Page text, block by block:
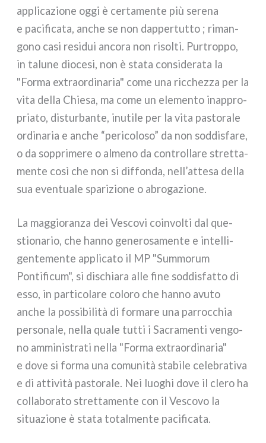
appli­ca­zio­ne oggi è cer­ta­men­te più sere­na
e paci­fi­ca­ta, anche se non dap­per­tut­to ; riman­
go­no casi resi­dui anco­ra non risol­ti. Purtroppo,
in talu­ne dio­ce­si, non è sta­ta con­si­de­ra­ta la
"Forma extraor­di­na­ria" come una ric­chez­za per la
vita del­la Chiesa, ma come un ele­men­to inap­pro­
pria­to, distur­ban­te, inu­ti­le per la vita pasto­ra­le
ordi­na­ria e anche “peri­co­lo­so” da non sod­di­sfa­re,
o da sop­pri­me­re o alme­no da con­trol­la­re stret­ta­
men­te così che non si dif­fon­da, nell’attesa del­la
sua even­tua­le spa­ri­zio­ne o abro­ga­zio­ne.
La mag­gio­ran­za dei Vescovi coin­vol­ti dal que­
stio­na­rio, che han­no gene­ro­sa­men­te e intel­li­
gen­te­men­te appli­ca­to il MP "Summorum
Pontificum", si dischia­ra alle fine sod­di­sfat­to di
esso, in par­ti­co­la­re colo­ro che han­no avu­to
anche la pos­si­bi­li­tà di for­ma­re una par­roc­chia
per­so­na­le, nel­la qua­le tut­ti i Sacramenti ven­go­
no ammi­ni­stra­ti nel­la "Forma extraor­di­na­ria"
e dove si for­ma una comu­ni­tà sta­bi­le cele­bra­ti­va
e di atti­vi­tà pasto­ra­le. Nei luo­ghi dove il cle­ro ha
col­la­bo­ra­to stret­ta­men­te con il Vescovo la
situa­zio­ne è sta­ta total­men­te paci­fi­ca­ta.